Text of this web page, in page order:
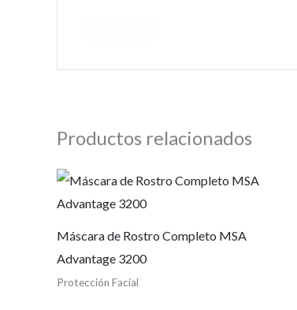
Productos relacionados
Máscara de Rostro Completo MSA
Advantage 3200
Protección Facial